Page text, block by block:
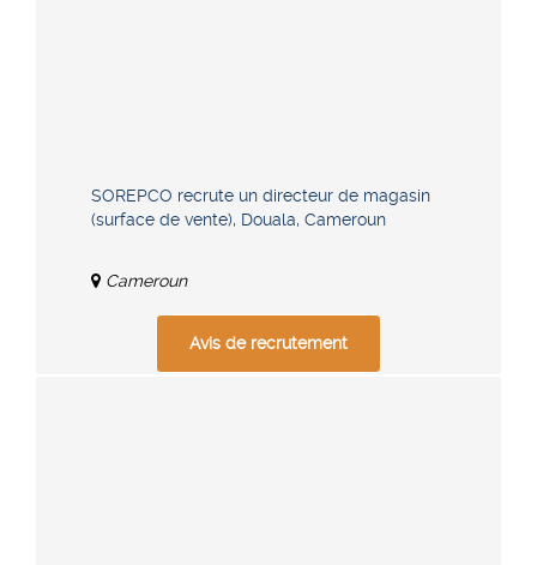
SOREPCO recrute un directeur de magasin
(surface de vente), Douala, Cameroun
Cameroun
Avis de recrutement